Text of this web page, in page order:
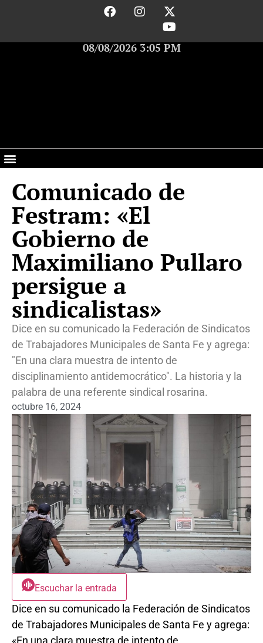
08/08/2026 3:05 PM
Comunicado de
Festram: «El
Gobierno de
Maximiliano Pullaro
persigue a
sindicalistas»
Dice en su comunicado la Federación de Sindicatos
de Trabajadores Municipales de Santa Fe y agrega:
"En una clara muestra de intento de
disciplinamiento antidemocrático". La historia y la
palabra de una referente sindical rosarina.
octubre 16, 2024
Escuchar la entrada
Dice en su comunicado la Federación de Sindicatos
de Trabajadores Municipales de Santa Fe y agrega: